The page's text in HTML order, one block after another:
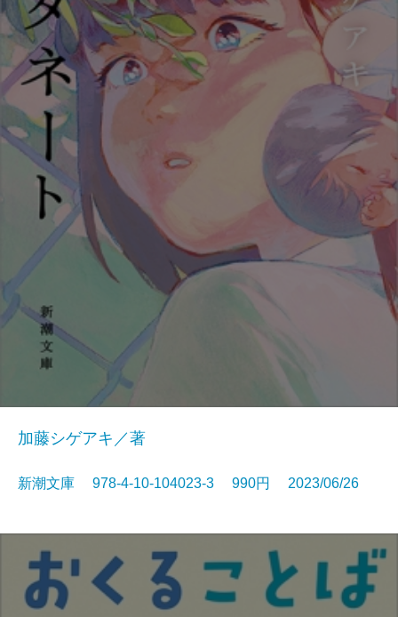
加藤シゲアキ／著
新潮文庫 978-4-10-104023-3 990円 2023/06/26